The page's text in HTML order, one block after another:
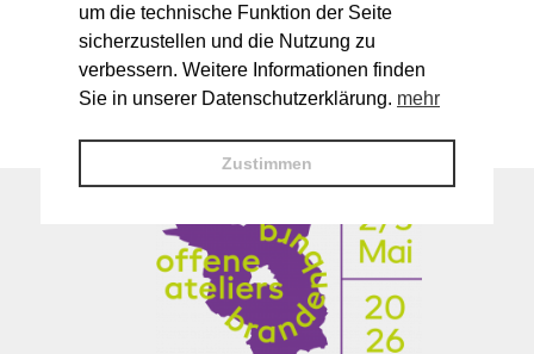
Öffnungszeiten
Sa. 14-18 Uhr
So. 11-18 Uhr
um die technische Funktion der Seite
sicherzustellen und die Nutzung zu
verbessern. Weitere Informationen finden
Sie in unserer Datenschutzerklärung. mehr
Zustimmen